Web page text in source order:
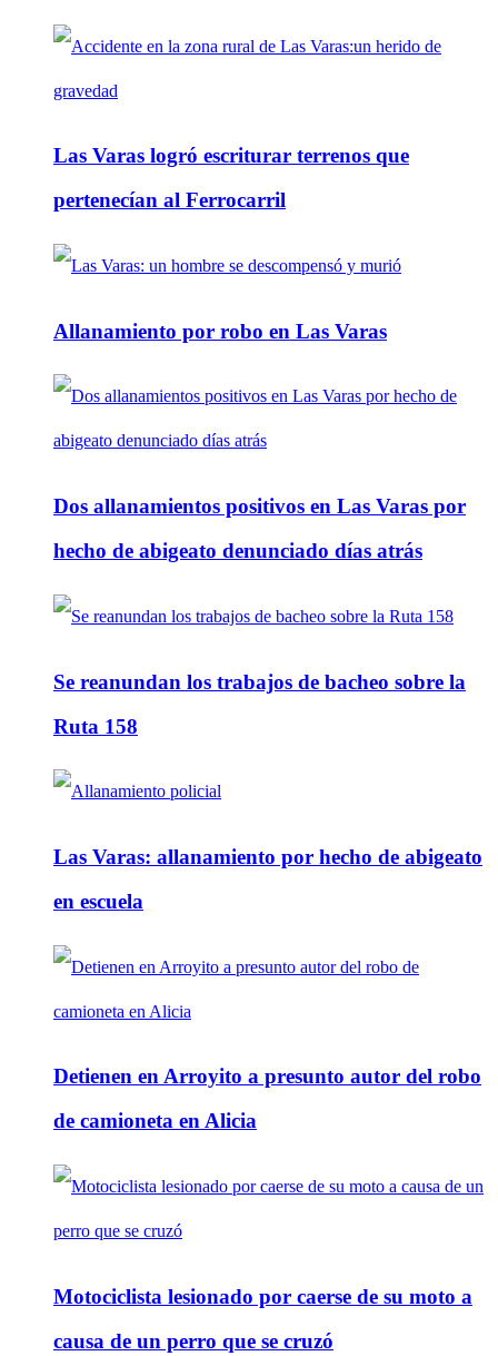
Las Varas logró escriturar terrenos que
pertenecían al Ferrocarril
Allanamiento por robo en Las Varas
Dos allanamientos positivos en Las Varas por
hecho de abigeato denunciado días atrás
Se reanundan los trabajos de bacheo sobre la
Ruta 158
Las Varas: allanamiento por hecho de abigeato
en escuela
Detienen en Arroyito a presunto autor del robo
de camioneta en Alicia
Motociclista lesionado por caerse de su moto a
causa de un perro que se cruzó